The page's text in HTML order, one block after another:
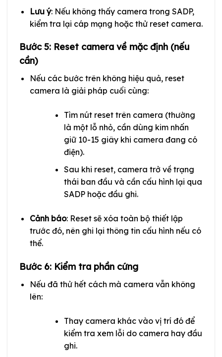
Lưu ý: Nếu không thấy camera trong SADP,
kiểm tra lại cáp mạng hoặc thử reset camera.
Bước 5: Reset camera về mặc định (nếu
cần)
Nếu các bước trên không hiệu quả, reset
camera là giải pháp cuối cùng:
Tìm nút reset trên camera (thường
là một lỗ nhỏ, cần dùng kim nhấn
giữ 10-15 giây khi camera đang có
điện).
Sau khi reset, camera trở về trạng
thái ban đầu và cần cấu hình lại qua
SADP hoặc đầu ghi.
Cảnh báo: Reset sẽ xóa toàn bộ thiết lập
trước đó, nên ghi lại thông tin cấu hình nếu có
thể.
Bước 6: Kiểm tra phần cứng
Nếu đã thử hết cách mà camera vẫn không
lên:
Thay camera khác vào vị trí đó để
kiểm tra xem lỗi do camera hay đầu
ghi.